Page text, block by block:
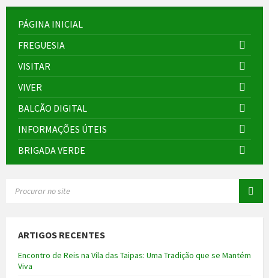
PÁGINA INICIAL
FREGUESIA
VISITAR
VIVER
BALCÃO DIGITAL
INFORMAÇÕES ÚTEIS
BRIGADA VERDE
ARTIGOS RECENTES
Encontro de Reis na Vila das Taipas: Uma Tradição que se Mantém
Viva